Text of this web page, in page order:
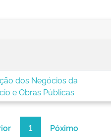
dos Negócios da
e Obras Públicas
1 Póximo